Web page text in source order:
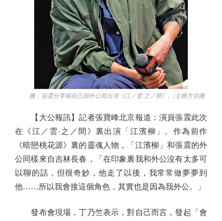
圖：張震分享稱自己因外公而出演《江／雲·之／間》。/主辦方供圖
【大公報訊】記者張寶峰北京報道：演員張震此次
在《江／雲·之／間》裏出演「江濱柳」。作為前作
《暗戀桃花源》裏的靈魂人物，「江濱柳」和張震的外
公同樣來自吉林長春，「在印象裏我和外公沒有太多可
以聊的話，但很奇妙，他走了以後，我常常做夢夢到
他……所以我會接這個角色，其實也是因為我外公。」
發布會現場，丁乃竺表示，對自己而言，發起「會